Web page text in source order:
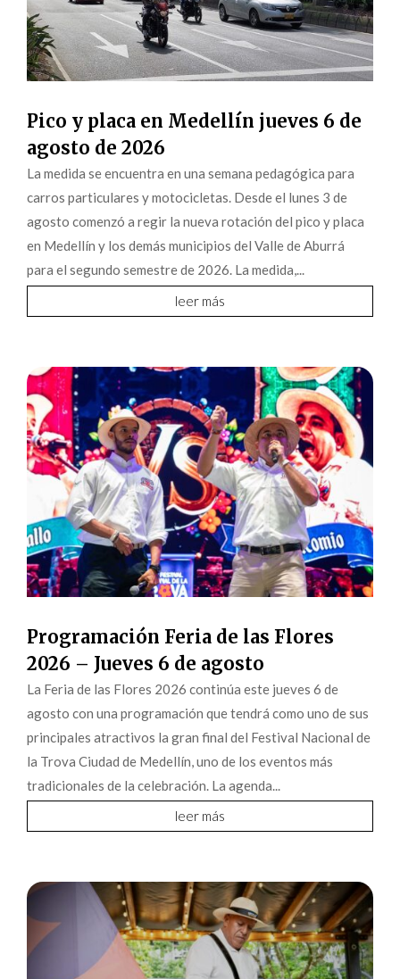
Pico y placa en Medellín jueves 6 de
agosto de 2026
La medida se encuentra en una semana pedagógica para
carros particulares y motocicletas. Desde el lunes 3 de
agosto comenzó a regir la nueva rotación del pico y placa
en Medellín y los demás municipios del Valle de Aburrá
para el segundo semestre de 2026. La medida,...
leer más
Programación Feria de las Flores
2026 – Jueves 6 de agosto
La Feria de las Flores 2026 continúa este jueves 6 de
agosto con una programación que tendrá como uno de sus
principales atractivos la gran final del Festival Nacional de
la Trova Ciudad de Medellín, uno de los eventos más
tradicionales de la celebración. La agenda...
leer más